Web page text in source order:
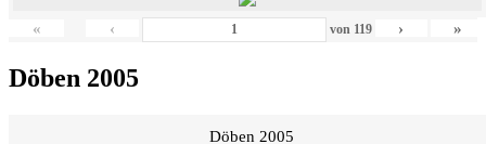
« ‹ von 119 › »
Döben 2005
Döben 2005